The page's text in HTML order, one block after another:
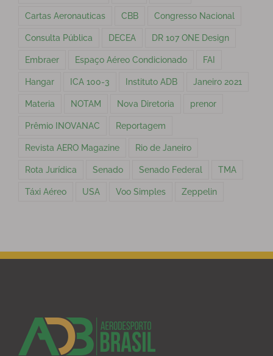
Cartas Aeronauticas CBB Congresso Nacional
Consulta Pública DECEA DR 107 ONE Design
Embraer Espaço Aéreo Condicionado FAI
Hangar ICA 100-3 Instituto ADB Janeiro 2021
Materia NOTAM Nova Diretoria prenor
Prêmio INOVANAC Reportagem
Revista AERO Magazine Rio de Janeiro
Rota Jurídica Senado Senado Federal TMA
Táxi Aéreo USA Voo Simples Zeppelin